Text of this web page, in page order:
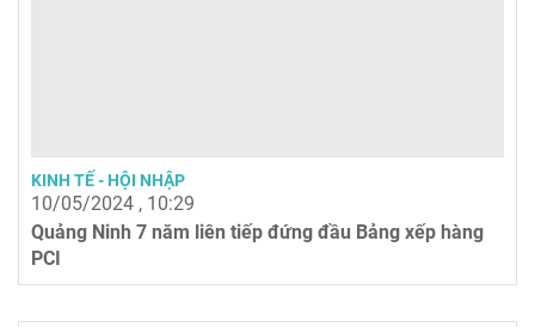
KINH TẾ - HỘI NHẬP
10/05/2024 , 10:29
Quảng Ninh 7 năm liên tiếp đứng đầu Bảng xếp hàng
PCI